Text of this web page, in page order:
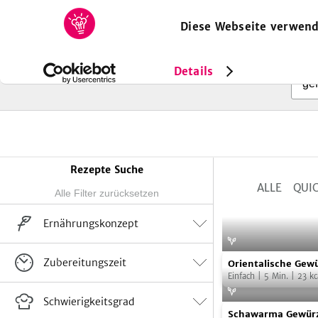
Diese Webseite
Details
REZEPTE SAMMLUNGEN MAGAZIN
Rezepte Suche
Ergebnisse
eingrenzen
Ernährungskonzept
Vegan Vegetarisch Flexitarisch
Rohkost
Zubereitungszeit
keine Angabe
Schwierigkeitsgrad
Einfach 116
Winter 9
Snacks
ALLE
Orientalische
Gewürzmischung
Orientalische
Einfach| 5 Min.| 23
Schawarma
Schawarma